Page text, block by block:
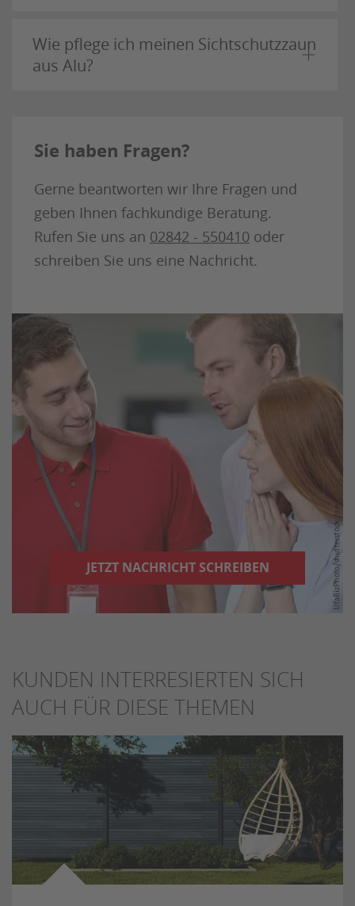
Wie pflege ich meinen Sichtschutzzaun
aus Alu?
Sie haben Fragen?
Gerne beantworten wir Ihre Fragen und
geben Ihnen fachkundige Beratung.
Rufen Sie uns an 02842 - 550410 oder
schreiben Sie uns eine Nachricht.
JETZT NACHRICHT SCHREIBEN
KUNDEN INTERRESIERTEN SICH
AUCH FÜR DIESE THEMEN